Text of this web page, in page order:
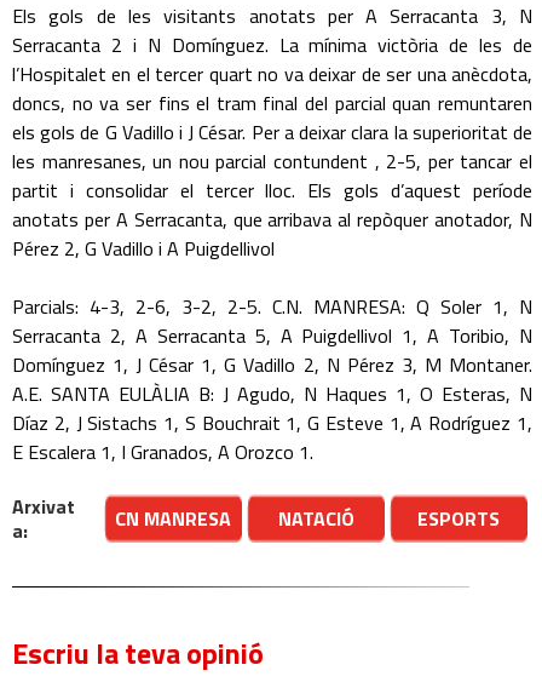
Els gols de les visitants anotats per A Serracanta 3, N
Serracanta 2 i N Domínguez. La mínima victòria de les de
l’Hospitalet en el tercer quart no va deixar de ser una anècdota,
doncs, no va ser fins el tram final del parcial quan remuntaren
els gols de G Vadillo i J César. Per a deixar clara la superioritat de
les manresanes, un nou parcial contundent , 2-5, per tancar el
partit i consolidar el tercer lloc. Els gols d’aquest període
anotats per A Serracanta, que arribava al repòquer anotador, N
Pérez 2, G Vadillo i A Puigdellivol
Parcials: 4-3, 2-6, 3-2, 2-5. C.N. MANRESA: Q Soler 1, N
Serracanta 2, A Serracanta 5, A Puigdellivol 1, A Toribio, N
Domínguez 1, J César 1, G Vadillo 2, N Pérez 3, M Montaner.
A.E. SANTA EULÀLIA B: J Agudo, N Haques 1, O Esteras, N
Díaz 2, J Sistachs 1, S Bouchrait 1, G Esteve 1, A Rodríguez 1,
E Escalera 1, I Granados, A Orozco 1.
Arxivat
a:
CN MANRESA NATACIÓ ESPORTS
Escriu la teva opinió